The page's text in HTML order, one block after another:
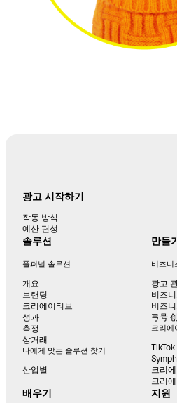
광고 시작하기
작동 방식
예산 편성
솔루션
풀퍼널 솔루션
개요
브랜딩
크리에이티브
성과
측정
상거래
나에게 맞는 솔루션 찾기
산업별
만들기
비즈니
광고
비즈
비즈
弓号 创
크리에
크리
크리
배우기 지원